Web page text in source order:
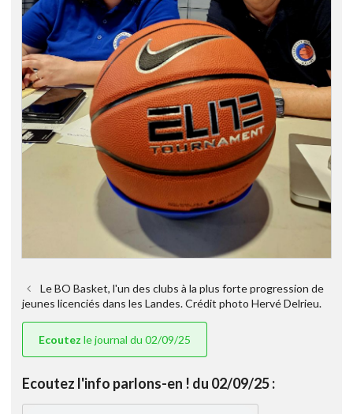
Le BO Basket, l'un des clubs à la plus forte progression de
jeunes licenciés dans les Landes. Crédit photo Hervé Delrieu.
Ecoutez le journal du 02/09/25
Ecoutez l'info parlons-en ! du 02/09/25 :